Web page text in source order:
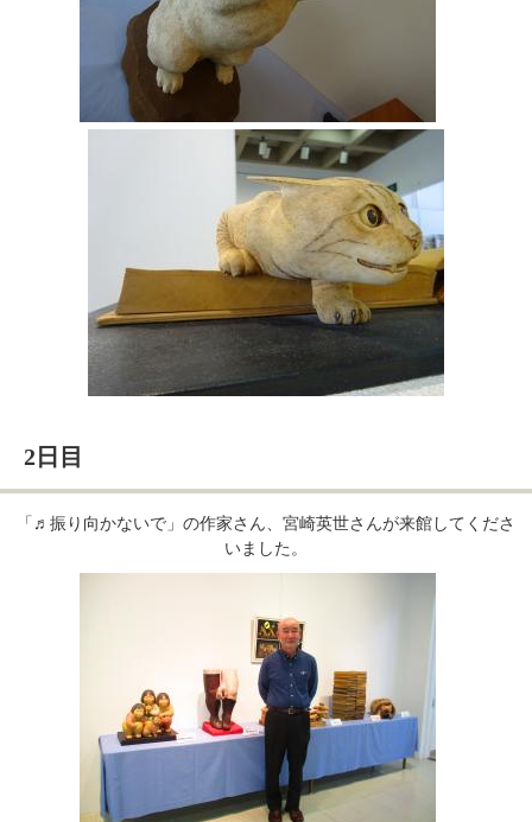
2日目
「♬振り向かないで」の作家さん、宮崎英世さんが来館してくださ
いました。